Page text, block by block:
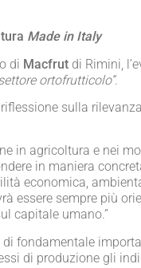
Made in Italy
di Macfrut di Rimini,
ortofrutticolo”.
sulla
in agricoltura e nei
in maniera
economica,
essere sempre più
capitale umano.”
fondamentale
di produzione gli